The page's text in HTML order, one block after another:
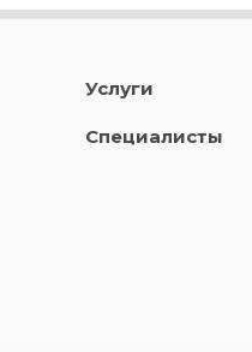
Услуги
Специалисты